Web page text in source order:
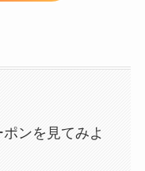
ンを見てみよ